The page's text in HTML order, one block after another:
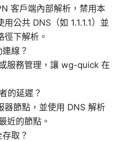
客戶端內部解析，禁用本
公共 DNS（如 1.1.1.1）並
下解析。
線？
服務管理，讓 wg-quick 在
的延遲？
器節點，並使用 DNS 解析
近的節點。
取？